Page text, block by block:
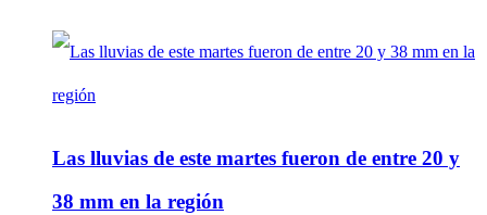
Las lluvias de este martes fueron de entre 20 y
38 mm en la región